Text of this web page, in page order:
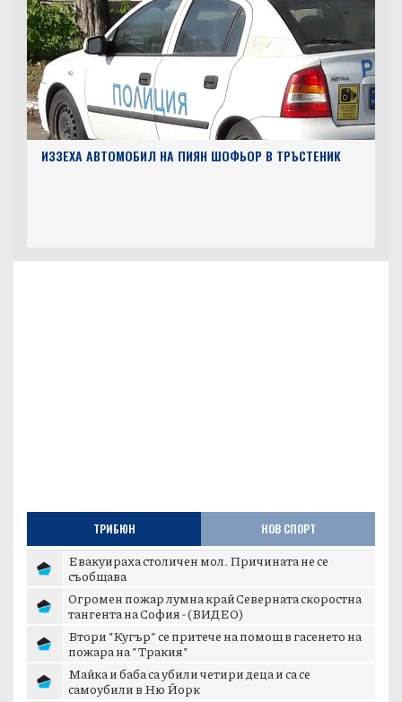
ИЗЗЕХА АВТОМОБИЛ НА ПИЯН ШОФЬОР В ТРЪСТЕНИК
ТРИБЮН НОВ СПОРТ
Евакуираха столичен мол. Причината не се
съобщава
Огромен пожар лумна край Северната скоростна
тангента на София - (ВИДЕО)
Втори "Кугър" се притече на помощ в гасенето на
пожара на "Тракия"
Майка и баба са убили четири деца и са се
самоубили в Ню Йорк